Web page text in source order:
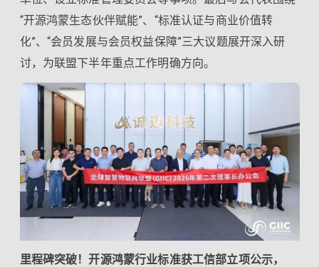
“开源鸿蒙生态伙伴赋能”、“标准认证与商业价值转
化”、“会员发展与会员权益保障”三大议题展开深入研
讨，为联盟下半年重点工作明确方向。
里程碑突破！开源鸿蒙行业标准获工信部立项公示，